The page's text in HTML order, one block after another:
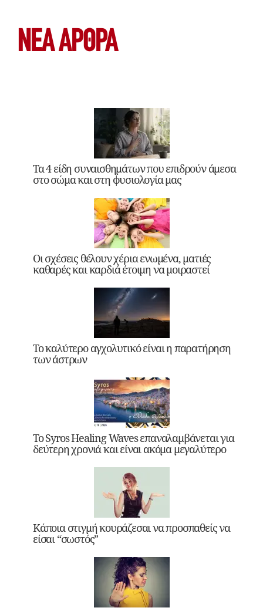
ΝΕΑ ΆΡΘΡΑ
Τα 4 είδη συναισθημάτων που επιδρούν άμεσα
στο σώμα και στη φυσιολογία μας
Οι σχέσεις θέλουν χέρια ενωμένα, ματιές
καθαρές και καρδιά έτοιμη να μοιραστεί
Το καλύτερο αγχολυτικό είναι η παρατήρηση
των άστρων
Το Syros Healing Waves επαναλαμβάνεται για
δεύτερη χρονιά και είναι ακόμα μεγαλύτερο
Κάποια στιγμή κουράζεσαι να προσπαθείς να
είσαι “σωστός”